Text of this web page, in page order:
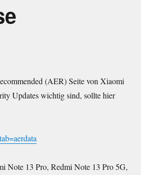
(AER) Seite von Xiaomi
Updates wichtig sind, sollte hier
Note 13 Pro, Redmi Note 13 Pro 5G,